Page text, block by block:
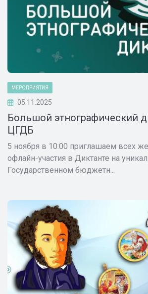
МЕРОПРИЯТИЯ
05.11.2025
Большой этнографический
ЦГДБ
5 ноября в 10:00 приглашаем всех
офлайн-участия в Диктанте на
Государственном бюджетн...